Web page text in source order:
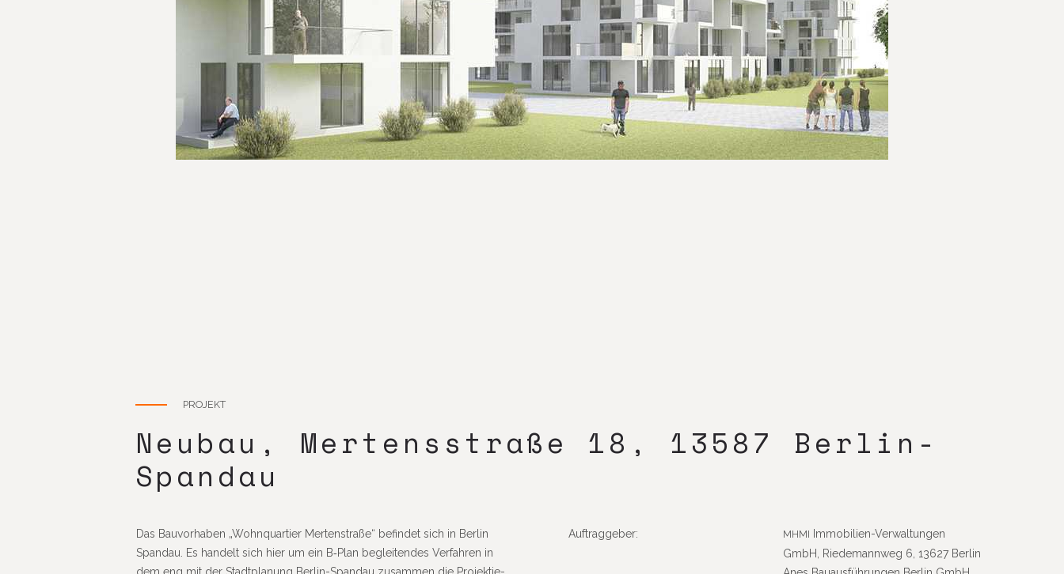
PROJEKT
Neubau, Merten­sstraße 18, 13587 Berlin-
Spandau
Das Bauvor­haben „Wohn­quar­tier Merten­straße“ befindet sich in Berlin
Spandau. Es handelt sich hier um ein B‑Plan beglei­tendes Verfahren in
Auftrag­geber: MHMI Immo­bi­lien-Verwal­tungen
GmbH, Riede­mannweg 6, 13627 Berlin